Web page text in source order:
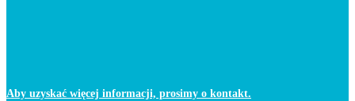
Aby uzyskać więcej informacji, prosimy o kontakt.